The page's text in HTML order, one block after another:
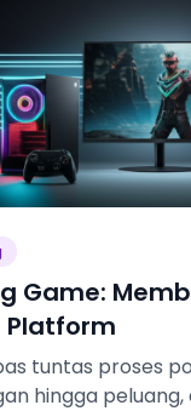
Game:
Platform
tuntas proses
hingga